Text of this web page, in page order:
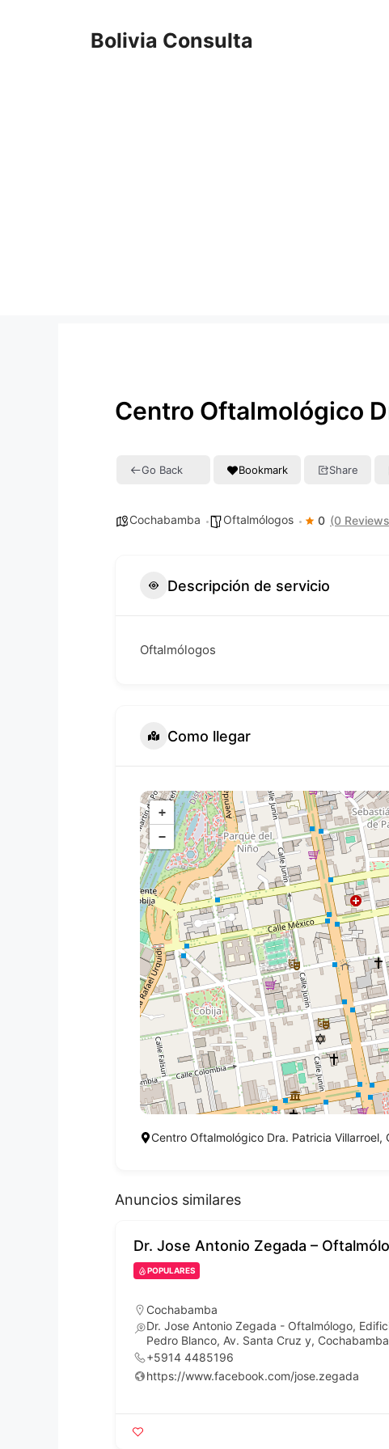
Bolivia Consulta
Centro Oftalmológico
Go Back Bookmark Share
Cochabamba Oftalmólogos 0 (0
Descripción de servicio
Oftalmólogos
Como llegar
+
−
Centro Oftalmológico Dra. Patricia Villarroel,
Anuncios similares
Dr. Jose Antonio Zegada –
POPULARES
Cochabamba
Dr. Jose Antonio Zegada - Oftalmólogo,
Pedro Blanco, Av. Santa Cruz y, Cochabamba
+5914 4485196
https://www.facebook.com/jose.zegada